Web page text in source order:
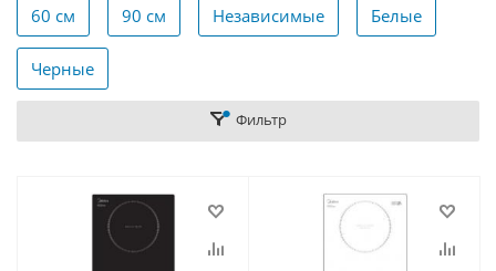
60 см 90 см Независимые Белые
Черные
Фильтр